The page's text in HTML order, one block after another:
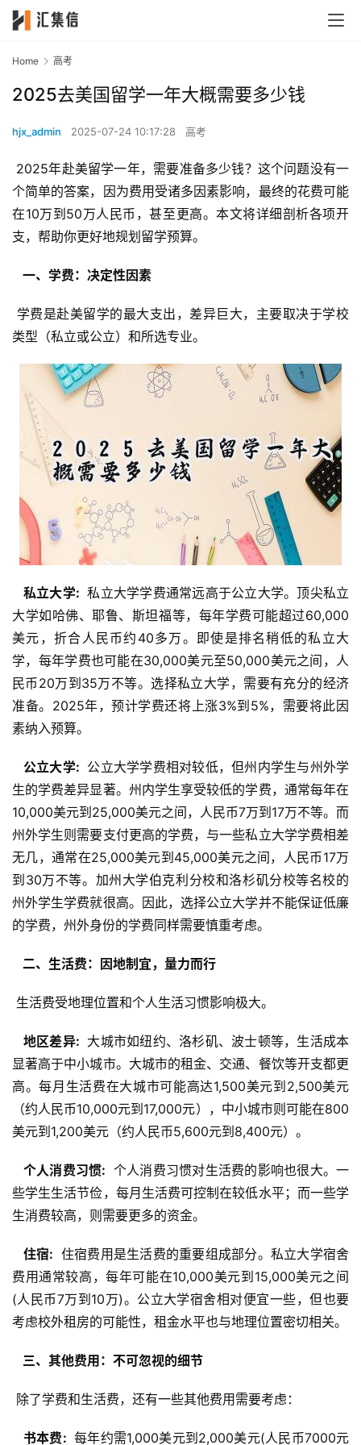
Home 高考
2025去美国留学一年大概需要多少钱
hjx_admin 2025-07-24 10:17:28 高考
个简单的答案，因为费用受诸多因素影响，最终的花费可能
在10万到50万人民币，甚至更高。本文将详细剖析各项开
支，帮助你更好地规划留学预算。
  一、学费：决定性因素
类型（私立或公立）和所选专业。
  私立大学:
私立大学学费通常远高于公立大学。顶尖私立
大学如哈佛、耶鲁、斯坦福等，每年学费可能超过60,000
美元，折合人民币约40多万。即使是排名稍低的私立大
学，每年学费也可能在30,000美元至50,000美元之间，人
民币20万到35万不等。选择私立大学，需要有充分的经济
准备。2025年，预计学费还将上涨3%到5%，需要将此因
素纳入预算。
  公立大学:
公立大学学费相对较低，但州内学生与州外学
生的学费差异显著。州内学生享受较低的学费，通常每年在
10,000美元到25,000美元之间，人民币7万到17万不等。而
州外学生则需要支付更高的学费，与一些私立大学学费相差
无几，通常在25,000美元到45,000美元之间，人民币17万
到30万不等。加州大学伯克利分校和洛杉矶分校等名校的
州外学生学费就很高。因此，选择公立大学并不能保证低廉
的学费，州外身份的学费同样需要慎重考虑。
  二、生活费：因地制宜，量力而行
生活费受地理位置和个人生活习惯影响极大。
  地区差异:
大城市如纽约、洛杉矶、波士顿等，生活成本
显著高于中小城市。大城市的租金、交通、餐饮等开支都更
高。每月生活费在大城市可能高达1,500美元到2,500美元
（约人民币10,000元到17,000元），中小城市则可能在800
美元到1,200美元（约人民币5,600元到8,400元）。
  个人消费习惯:
个人消费习惯对生活费的影响也很大。一
些学生生活节俭，每月生活费可控制在较低水平；而一些学
生消费较高，则需要更多的资金。
  住宿:
住宿费用是生活费的重要组成部分。私立大学宿舍
费用通常较高，每年可能在10,000美元到15,000美元之间
(人民币7万到10万)。公立大学宿舍相对便宜一些，但也要
考虑校外租房的可能性，租金水平也与地理位置密切相关。
  三、其他费用：不可忽视的细节
除了学费和生活费，还有一些其他费用需要考虑：
  书本费:
每年约需1,000美元到2,000美元(人民币7000元